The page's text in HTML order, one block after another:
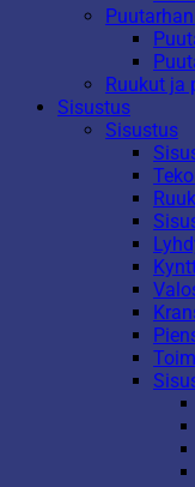
Ruukut ja
Sisustus
Sisustus